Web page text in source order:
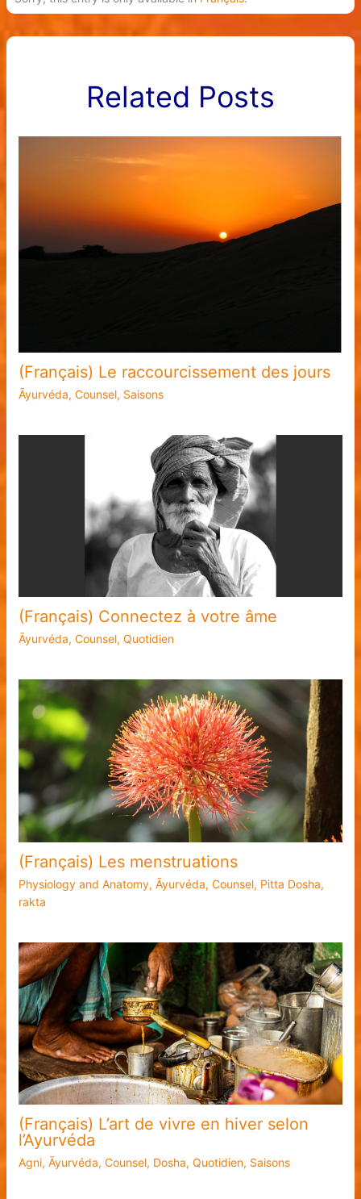
Related Posts
(Français) Le raccourcissement des jours
Āyurvéda, Counsel, Saisons
(Français) Connectez à votre âme
Āyurvéda, Counsel, Quotidien
(Français) Les menstruations
Physiology and Anatomy, Āyurvéda, Counsel, Pitta Dosha,
rakta
(Français) L’art de vivre en hiver selon
l’Ayurvéda
Agni, Āyurvéda, Counsel, Dosha, Quotidien, Saisons